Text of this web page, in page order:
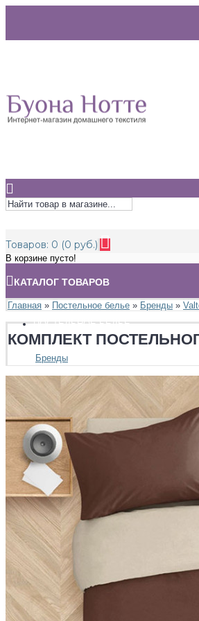
Товаров: 0 (0 руб.)
В корзине пусто!
КАТАЛОГ ТОВАРОВ
ПОСТЕЛЬНОЕ БЕЛЬЕ
Бренды
Asabella
Bovi
Ecotex
Famille
Luxberry
Stile Tex
Valtery
Хлопковый край
Размеры
Полуторный
Семейный
Ткани
Главная » Постельное белье » Бренды »
КОМПЛЕКТ